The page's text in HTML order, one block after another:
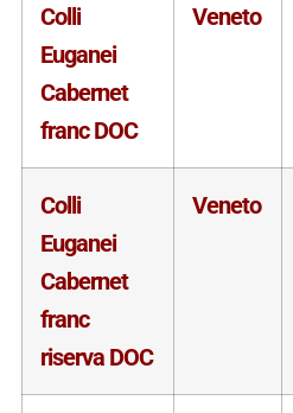
Colli
Euganei
Cabernet
franc DOC
Veneto
Colli
Euganei
Cabernet
franc
riserva DOC
Veneto